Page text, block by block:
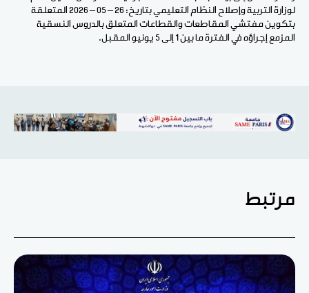
لوزارة التربية وإصلاح النظام التعليمي بتاريخ: 26 – 05 – 2026 المتعلقة
بتكوين مفتشي المقاطعات والقطاعات المتعلق بالدروس النسقية
المزمع إجراؤه في الفترة ما بين 1 إلى 5 يونيو المقبل.
مرتبط